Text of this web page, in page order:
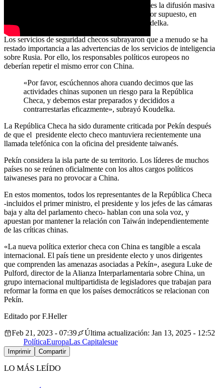
«Otro riesgo muy grave relacionado con China es la difusión masiva
de noticias falsas sobre diversos temas, ahora, por supuesto, en
relación con la guerra en Ucrania», añadió Koudelka.
Los servicios de seguridad checos subrayaron que a menudo se ha
restado importancia a las advertencias de los servicios de inteligencia
sobre Rusia. Por ello, los responsables políticos europeos no
deberían repetir el mismo error con China.
«Por favor, escúchennos ahora cuando decimos que las
actividades chinas suponen un riesgo para la República
Checa, y debemos estar preparados y decididos a
contrarrestarlas eficazmente», subrayó Koudelka.
La República Checa ha sido duramente criticada por Pekín después
de que el presidente electo checo mantuviera recientemente una
llamada telefónica con la oficina del presidente taiwanés.
Pekín considera la isla parte de su territorio. Los líderes de muchos
países no se reúnen oficialmente con los altos cargos políticos
taiwaneses para no provocar a China.
En estos momentos, todos los representantes de la República Checa
-incluidos el primer ministro, el presidente y los jefes de las cámaras
baja y alta del parlamento checo- hablan con una sola voz, y
apuestan por mantener la relación con Taiwán independientemente
de las críticas chinas.
«La nueva política exterior checa con China es tangible a escala
internacional. El país tiene un presidente electo y unos dirigentes
que comprenden las amenazas asociadas a Pekín», asegura Luke de
Pulford, director de la Alianza Interparlamentaria sobre China, un
grupo internacional multipartidista de legisladores que trabajan para
reformar la forma en que los países democráticos se relacionan con
Pekín.
Editado por F.Heller
Feb 21, 2023 - 07:39
Última actualización: Jan 13, 2025 - 12:52
PolíticaEuropaLas Capitalesue
Imprimir Compartir
LO MÁS LEÍDO